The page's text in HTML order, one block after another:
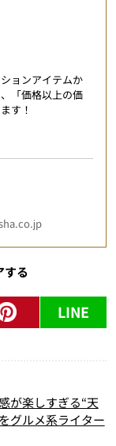
ョンアイテムか
「価格以上の価
す！
する
LINE
が楽しすぎる“天
グルメ系ライター